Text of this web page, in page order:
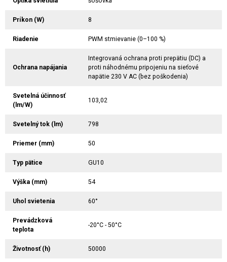
Príkon (W) 8
Riadenie PWM stmievanie (0–100 %)
Ochrana napájania
Integrovaná ochrana proti prepätiu (DC) a
proti náhodnému pripojeniu na sieťové
napätie 230 V AC (bez poškodenia)
Svetelná účinnosť
(lm/W)
103,02
Svetelný tok (lm) 798
Priemer (mm) 50
Typ pätice GU10
Výška (mm) 54
Uhol svietenia 60°
Prevádzková
teplota
-20°C - 50°C
Životnosť (h) 50000